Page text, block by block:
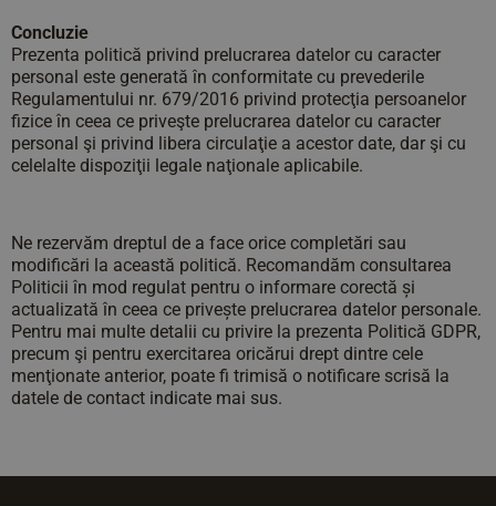
Concluzie
Prezenta politică privind prelucrarea datelor cu caracter
personal este generată în conformitate cu prevederile
Regulamentului nr. 679/2016 privind protecţia persoanelor
fizice în ceea ce priveşte prelucrarea datelor cu caracter
personal şi privind libera circulaţie a acestor date, dar şi cu
celelalte dispoziţii legale naţionale aplicabile.
Ne rezervăm dreptul de a face orice completări sau
modificări la această politică. Recomandăm consultarea
Politicii în mod regulat pentru o informare corectă și
actualizată în ceea ce privește prelucrarea datelor personale.
Pentru mai multe detalii cu privire la prezenta Politică GDPR,
precum şi pentru exercitarea oricărui drept dintre cele
menţionate anterior, poate fi trimisă o notificare scrisă la
datele de contact indicate mai sus.